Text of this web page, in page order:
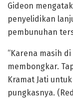
Gideon
penyelidikan
pembunuhan
“Karena masih
membongkar.
Kramat Jati
pungkasnya.